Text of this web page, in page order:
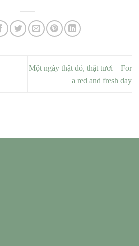
Một ngày thật đỏ, thật tươi – For
a red and fresh day